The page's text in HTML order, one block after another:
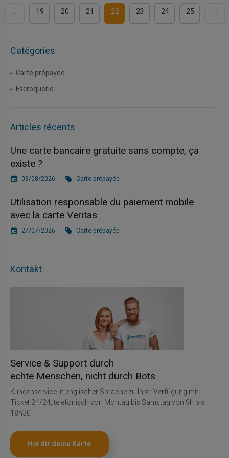
... 19 20 21 22 23 24 25 ...
Catégories
Carte prépayée
Escroquerie
Articles récents
Une carte bancaire gratuite sans compte, ça
existe ?
03/08/2026 Carte prépayée
Utilisation responsable du paiement mobile
avec la carte Veritas
27/07/2026 Carte prépayée
Kontakt
Service & Support durch
echte Menschen, nicht durch Bots
Kundenservice in englischer Sprache zu Ihrer Verfügung mit
Ticket 24/24, telefonisch von Montag bis Samstag von 9h bis
18h30
Hol dir deine Karte